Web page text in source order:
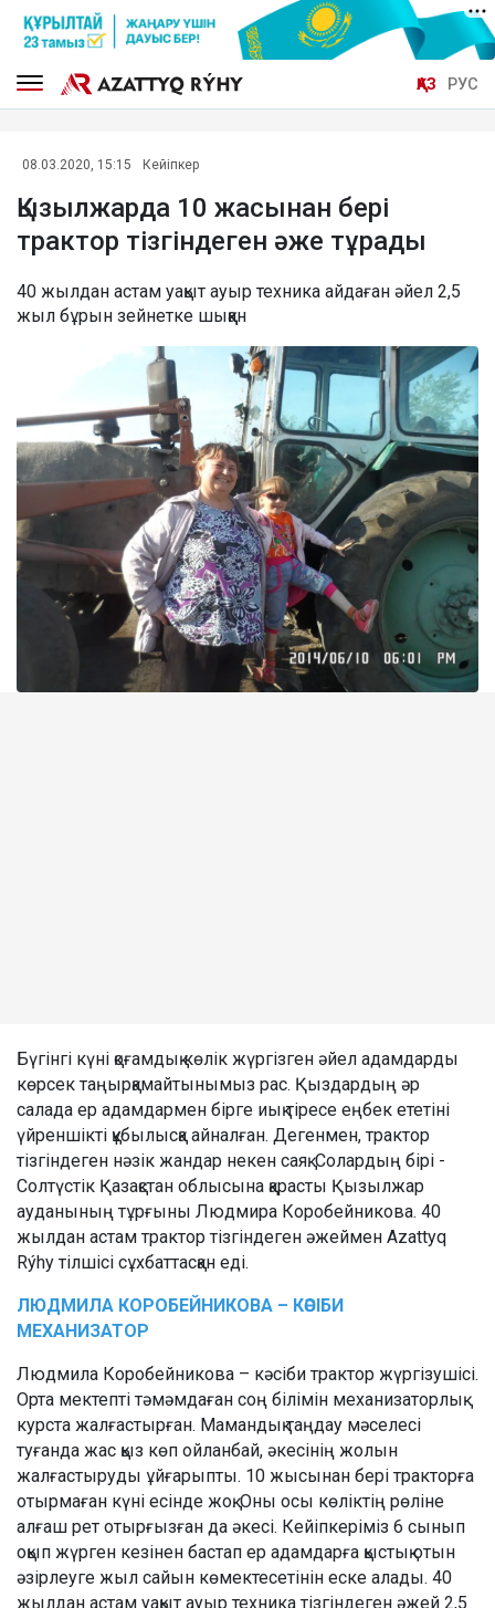
ҚАЗ РУС
08.03.2020, 15:15 Кейіпкер
Қызылжарда 10 жасынан бері
трактор тізгіндеген әже тұрады
40 жылдан астам уақыт ауыр техника айдаған әйел 2,5
жыл бұрын зейнетке шыққан
Бүгінгі күні қоғамдық көлік жүргізген әйел адамдарды
көрсек таңырқамайтынымыз рас. Қыздардың әр
салада ер адамдармен бірге иық тіресе еңбек ететіні
үйреншікті құбылысқа айналған. Дегенмен, трактор
тізгіндеген нәзік жандар некен саяқ. Солардың бірі -
Солтүстік Қазақстан облысына қарасты Қызылжар
ауданының тұрғыны Людмира Коробейникова. 40
жылдан астам трактор тізгіндеген әжеймен Azattyq
Rýhy тілшісі сұхбаттасқан еді.
ЛЮДМИЛА КОРОБЕЙНИКОВА – КӘСІБИ
МЕХАНИЗАТОР
Людмила Коробейникова – кәсіби трактор жүргізушісі.
Орта мектепті тәмәмдаған соң білімін механизаторлық
курста жалғастырған. Мамандық таңдау мәселесі
туғанда жас қыз көп ойланбай, әкесінің жолын
жалғастыруды ұйғарыпты. 10 жысынан бері тракторға
отырмаған күні есінде жоқ. Оны осы көліктің рөліне
алғаш рет отырғызған да әкесі. Кейіпкеріміз 6 сынып
оқып жүрген кезінен бастап ер адамдарға қыстық отын
әзірлеуге жыл сайын көмектесетінін еске алады. 40
жылдан астам уақыт ауыр техника тізгіндеген әжей 2,5